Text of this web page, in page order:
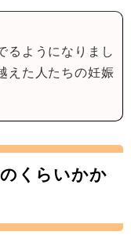
るようになりまし
えた人たちの妊娠
くらいかか